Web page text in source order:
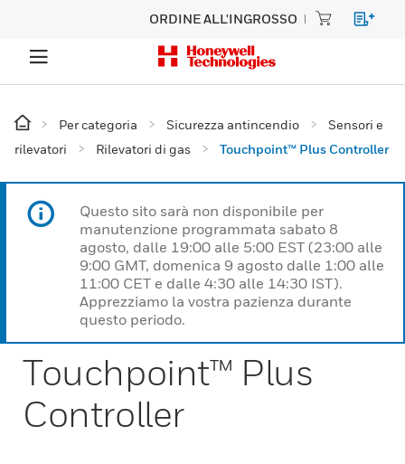
ORDINE ALL'INGROSSO
Per categoria Sicurezza antincendio
Sensori e
rilevatori
Rilevatori di gas Touchpoint™ Plus Controller
Questo sito sarà non disponibile per
manutenzione programmata sabato 8
agosto, dalle 19:00 alle 5:00 EST (23:00 alle
9:00 GMT, domenica 9 agosto dalle 1:00 alle
11:00 CET e dalle 4:30 alle 14:30 IST).
Apprezziamo la vostra pazienza durante
questo periodo.
Touchpoint™ Plus
Controller